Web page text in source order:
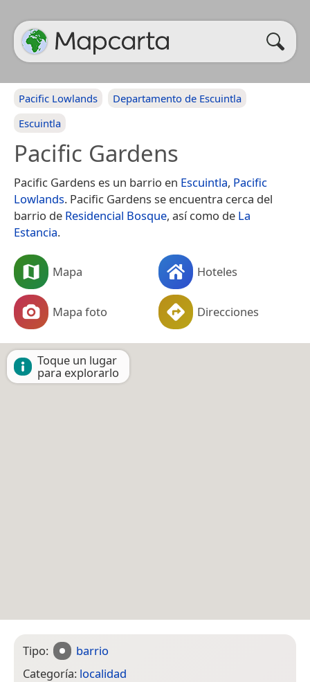
Pacific Lowlands
Departamento de Escuintla
Escuintla
Pacific Gardens
Pacific Gardens es un barrio en Escuintla, Pacific
Lowlands. Pacific Gardens se encuentra cerca del
barrio de Residencial Bosque, así como de La
Estancia.
Mapa Hoteles
Mapa foto Direcciones
Toque un lugar
para explorarlo
Tipo:
barrio
Categoría: localidad